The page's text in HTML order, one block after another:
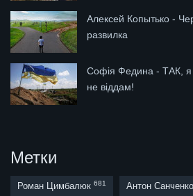
Алексей Копытько -
развилка
Софія Федина - ТАК, я
не віддам!
Метки
Роман Цимбалюк 681 Антон Санченко